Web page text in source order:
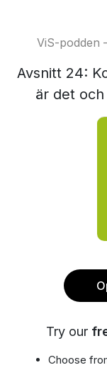
ViS-podden
Avsnitt 24:
är det
Try our
Choose